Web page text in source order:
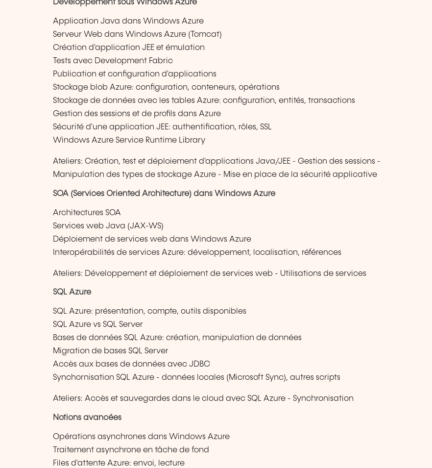
Développement sous Windows Azure
Application Java dans Windows Azure
Serveur Web dans Windows Azure (Tomcat)
Création d'application JEE et émulation
Tests avec Development Fabric
Publication et configuration d'applications
Stockage blob Azure: configuration, conteneurs, opérations
Stockage de données avec les tables Azure: configuration, entités, transactions
Gestion des sessions et de profils dans Azure
Sécurité d'une application JEE: authentification, rôles, SSL
Windows Azure Service Runtime Library
Ateliers: Création, test et déploiement d'applications Java/JEE - Gestion des sessions -
Manipulation des types de stockage Azure - Mise en place de la sécurité applicative
SOA (Services Oriented Architecture) dans Windows Azure
Architectures SOA
Services web Java (JAX-WS)
Déploiement de services web dans Windows Azure
Interopérabilités de services Azure: développement, localisation, références
Ateliers: Développement et déploiement de services web - Utilisations de services
SQL Azure
SQL Azure: présentation, compte, outils disponibles
SQL Azure vs SQL Server
Bases de données SQL Azure: création, manipulation de données
Migration de bases SQL Server
Accès aux bases de données avec JDBC
Synchornisation SQL Azure - données locales (Microsoft Sync), autres scripts
Ateliers: Accès et sauvegardes dans le cloud avec SQL Azure - Synchronisation
Notions avancées
Opérations asynchrones dans Windows Azure
Traitement asynchrone en tâche de fond
Files d'attente Azure: envoi, lecture